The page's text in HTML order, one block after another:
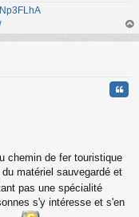
au
chemin de fer touristique
matériel sauvegardé et
pas une spécialité
s'y intéresse et s'en